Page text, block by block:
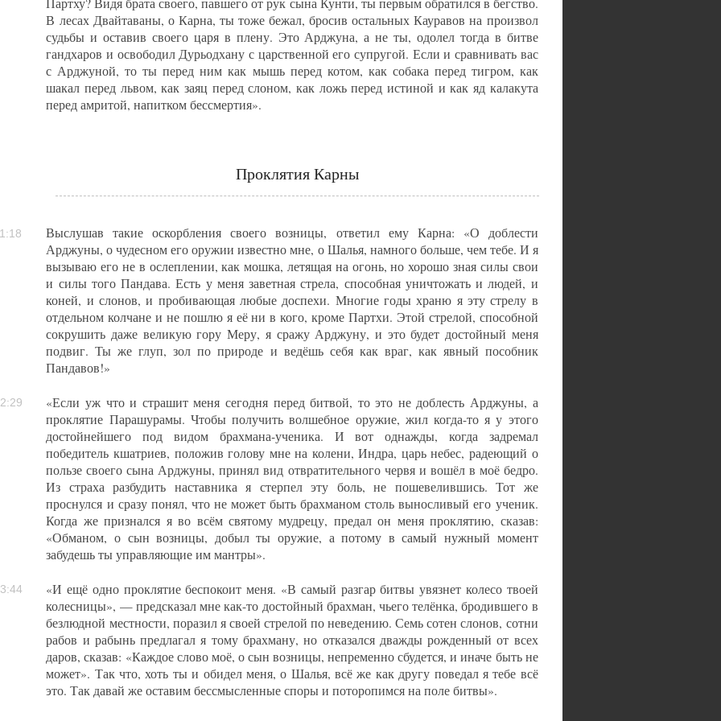
В лесах Двайтаваны, о Карна, ты тоже бежал, бросив остальных Кауравов на произвол
судьбы и оставив своего царя в плену. Это Арджуна, а не ты, одолел тогда в битве
гандхаров и освободил Дурьодхану с царственной его супругой. Если и сравнивать вас
с Арджуной, то ты перед ним как мышь перед котом, как собака перед тигром, как
шакал перед львом, как заяц перед слоном, как ложь перед истиной и как яд калакута
перед амритой, напитком бессмертия».
Проклятия Карны
Выслушав такие оскорбления своего возницы, ответил ему Карна: «О доблести
Арджуны, о чудесном его оружии известно мне, о Шалья, намного больше, чем тебе. И я
вызываю его не в ослеплении, как мошка, летящая на огонь, но хорошо зная силы свои
и силы того Пандава. Есть у меня заветная стрела, способная уничтожать и людей, и
коней, и слонов, и пробивающая любые доспехи. Многие годы храню я эту стрелу в
отдельном колчане и не пошлю я её ни в кого, кроме Партхи. Этой стрелой, способной
сокрушить даже великую гору Меру, я сражу Арджуну, и это будет достойный меня
подвиг. Ты же глуп, зол по природе и ведёшь себя как враг, как явный пособник
Пандавов!»
«Если уж что и страшит меня сегодня перед битвой, то это не доблесть Арджуны, а
проклятие Парашурамы. Чтобы получить волшебное оружие, жил когда-то я у этого
достойнейшего под видом брахмана-ученика. И вот однажды, когда задремал
победитель кшатриев, положив голову мне на колени, Индра, царь небес, радеющий о
пользе своего сына Арджуны, принял вид отвратительного червя и вошёл в моё бедро.
Из страха разбудить наставника я стерпел эту боль, не пошевелившись. Тот же
проснулся и сразу понял, что не может быть брахманом столь выносливый его ученик.
Когда же признался я во всём святому мудрецу, предал он меня проклятию, сказав:
«Обманом, о сын возницы, добыл ты оружие, а потому в самый нужный момент
забудешь ты управляющие им мантры».
«И ещё одно проклятие беспокоит меня. «В самый разгар битвы увязнет колесо твоей
колесницы», — предсказал мне как-то достойный брахман, чьего телёнка, бродившего в
безлюдной местности, поразил я своей стрелой по неведению. Семь сотен слонов, сотни
рабов и рабынь предлагал я тому брахману, но отказался дважды рожденный от всех
даров, сказав: «Каждое слово моё, о сын возницы, непременно сбудется, и иначе быть не
может». Так что, хоть ты и обидел меня, о Шалья, всё же как другу поведал я тебе всё
это. Так давай же оставим бессмысленные споры и поторопимся на поле битвы».